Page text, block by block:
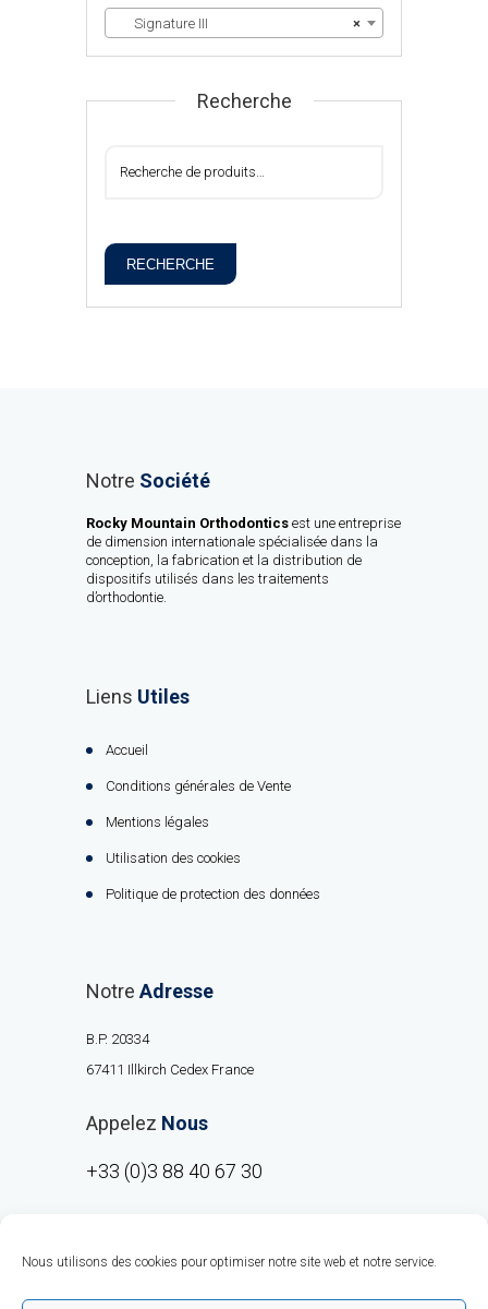
Nous utilisons des cookies pour optimiser notre site web et notre service.
×
Signature III
Recherche
RECHERCHE
Notre Société
Rocky Mountain Orthodontics est une entreprise
de dimension internationale spécialisée dans la
conception, la fabrication et la distribution de
dispositifs utilisés dans les traitements
d’orthodontie.
Liens Utiles
Accueil
Conditions générales de Vente
Mentions légales
Utilisation des cookies
Politique de protection des données
Notre Adresse
B.P. 20334
67411 Illkirch Cedex France
Appelez Nous
+33 (0)3 88 40 67 30